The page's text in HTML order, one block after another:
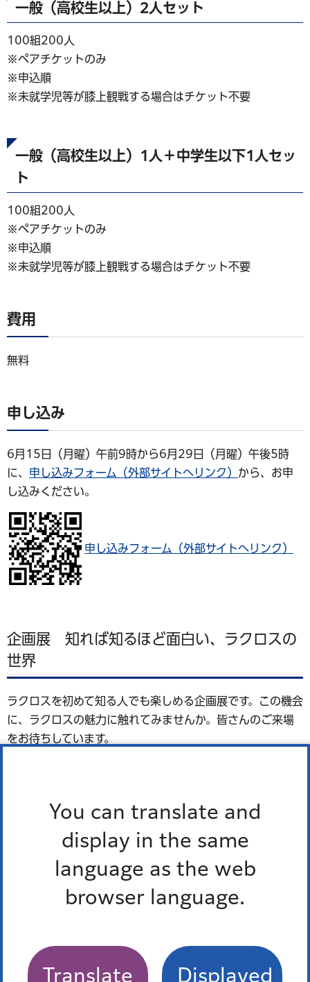
You can translate and
display in the same
language as the web
browser language.
Translate Displayed
一般（高校生以上）2人セット
100組200人
※ペアチケットのみ
※申込順
※未就学児等が膝上観戦する場合はチケット不要
一般（高校生以上）1人＋中学生以下1人セッ
ト
100組200人
※ペアチケットのみ
※申込順
※未就学児等が膝上観戦する場合はチケット不要
費用
無料
申し込み
6月15日（月曜）午前9時から6月29日（月曜）午後5時
に、 申し込みフォーム（外部サイトへリンク） から、お申
し込みください。
申し込みフォーム（外部サイトへリンク）
企画展 知れば知るほど面白い、ラクロスの
世界
ラクロスを初めて知る人でも楽しめる企画展です。この機会
に、ラクロスの魅力に触れてみませんか。皆さんのご来場
をお待ちしています。
対象